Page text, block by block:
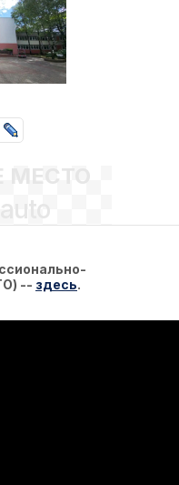
МЕСТО
-- здесь.